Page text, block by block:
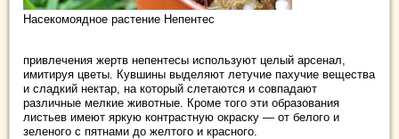
Насекомоядное растение Непентес
привлечения жертв непентесы используют целый арсенал,
имитируя цветы. Кувшины выделяют летучие пахучие вещества
и сладкий нектар, на который слетаются и совпадают
различные мелкие животные. Кроме того эти образования
листьев имеют яркую контрастную окраску — от белого и
зеленого с пятнами до желтого и красного.